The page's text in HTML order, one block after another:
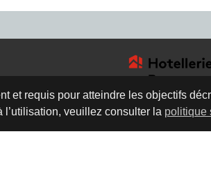
et requis pour atteindre les objectifs
l’utilisation, veuillez consulter la politique